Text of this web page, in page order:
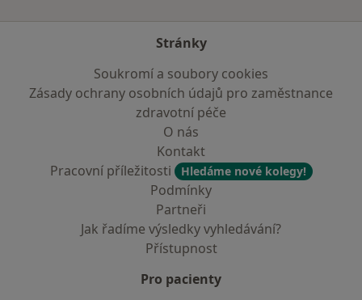
Stránky
Soukromí a soubory cookies
Zásady ochrany osobních údajů pro zaměstnance
zdravotní péče
O nás
Kontakt
Pracovní příležitosti
Hledáme nové kolegy!
Podmínky
Partneři
Jak řadíme výsledky vyhledávání?
Přístupnost
Pro pacienty